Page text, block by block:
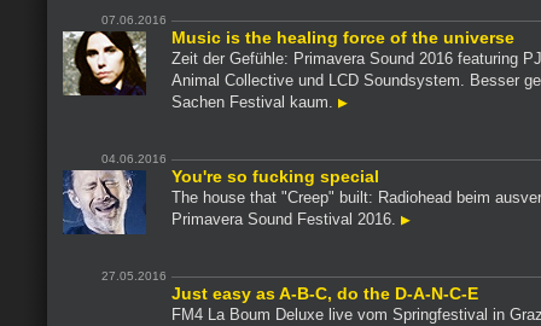
07.06.2016
Music is the healing force of the universe
Zeit der Gefühle: Primavera Sound 2016 featuring
Animal Collective und LCD Soundsystem. Besser
Sachen Festival kaum.
04.06.2016
You're so fucking special
The house that "Creep" built: Radiohead beim
Primavera Sound Festival 2016.
27.05.2016
Just easy as A-B-C, do the D-A-N-C-E
FM4 La Boum Deluxe live vom Springfestival in